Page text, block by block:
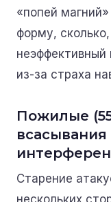
«попей
форму,
неэффективный
из-за страха
Пожилые
Старение